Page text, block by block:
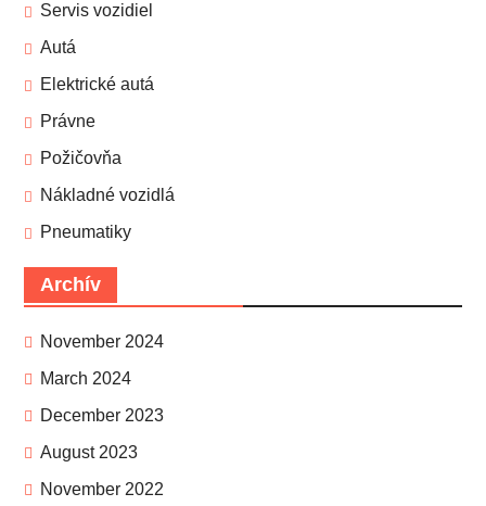
Servis vozidiel
Autá
Elektrické autá
Právne
Požičovňa
Nákladné vozidlá
Pneumatiky
Archív
November 2024
March 2024
December 2023
August 2023
November 2022